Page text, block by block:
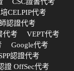
CELPIP代考
認證代考
代考
VEPT代考
Google代考
認證代考
證 OffSec代考